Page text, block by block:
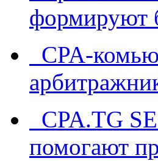
формируют
CPA-
CPA.TG
помогают